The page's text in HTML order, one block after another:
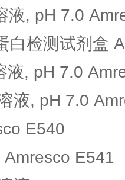
液, pH 7.0
白检测试剂盒
液, pH 7.0
液, pH 7.0
E540
E541